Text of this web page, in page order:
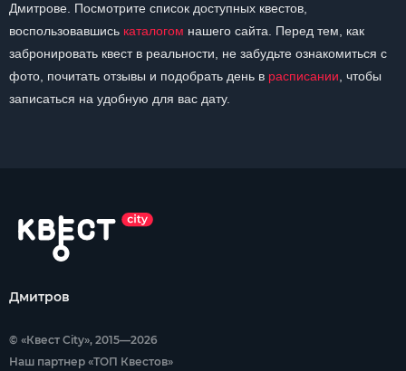
Дмитрове. Посмотрите список доступных квестов,
воспользовавшись каталогом нашего сайта. Перед тем, как
забронировать квест в реальности, не забудьте ознакомиться с
фото, почитать отзывы и подобрать день в расписании , чтобы
записаться на удобную для вас дату.
Дмитров
© «Квест City», 2015—2026
Наш партнер «ТОП Квестов»